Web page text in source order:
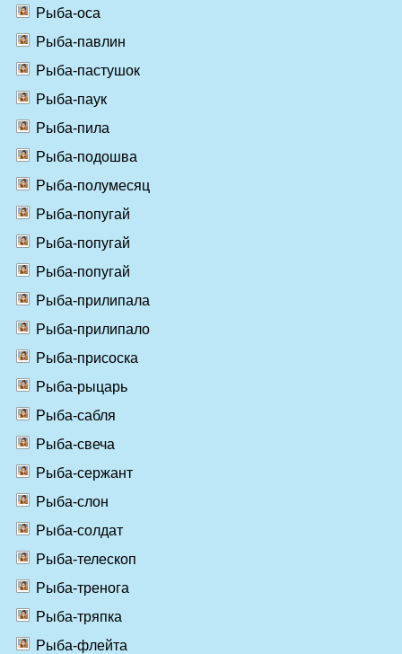
Рыба-оса
Рыба-павлин
Рыба-пастушок
Рыба-паук
Рыба-пила
Рыба-подошва
Рыба-полумесяц
Рыба-попугай
Рыба-попугай
Рыба-попугай
Рыба-прилипала
Рыба-прилипало
Рыба-присоска
Рыба-рыцарь
Рыба-сабля
Рыба-свеча
Рыба-сержант
Рыба-слон
Рыба-солдат
Рыба-телескоп
Рыба-тренога
Рыба-тряпка
Рыба-флейта